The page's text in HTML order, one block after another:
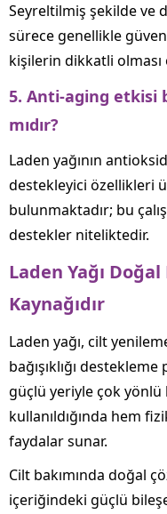
Seyreltilmiş şekilde ve
sürece genellikle
kişilerin dikkatli olması
5. Anti-aging etkisi
mıdır?
Laden yağının
destekleyici özellikleri
bulunmaktadır; bu
destekler niteliktedir.
Laden Yağı
Kaynağıdır
Laden yağı, cilt
bağışıklığı
güçlü yeriyle çok yönlü
kullanıldığında hem
faydalar sunar.
Cilt bakımında doğal
içeriğindeki güçlü